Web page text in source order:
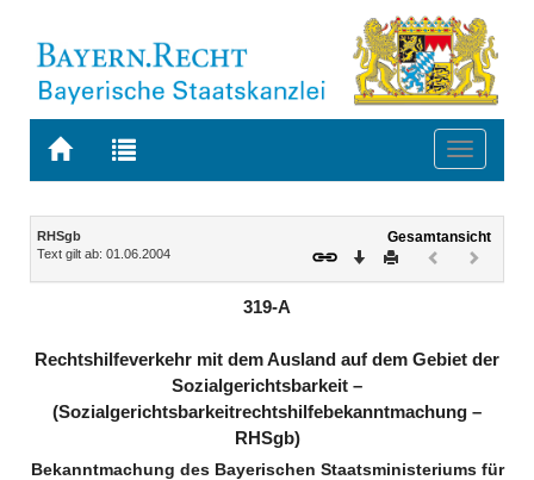
Zur
BAYERN.RECHT
Zur
letzten
Toggle
Navigation
Inhalt
RHSgb
Text gilt ab: 01.06.2004
Gesamtansicht
Download
DruckenVorheriges
319-A
Rechtshilfeverkehr mit dem Ausland auf dem Gebiet der
Sozialgerichtsbarkeit –
(Sozialgerichtsbarkeitrechtshilfebekanntmachung –
RHSgb)
Bekanntmachung des Bayerischen Staatsministeriums für